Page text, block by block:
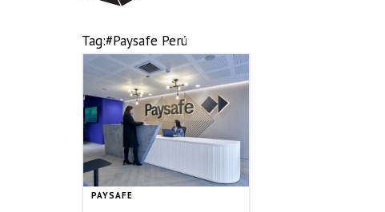
Tag:#Paysafe Perú
PAYSAFE